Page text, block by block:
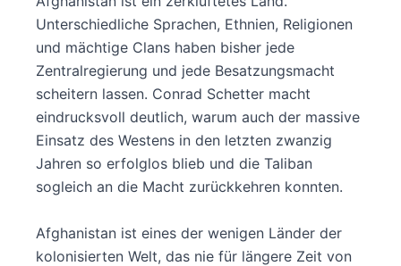
Unterschiedliche Sprachen, Ethnien, Religionen
und mächtige Clans haben bisher jede
Zentralregierung und jede Besatzungsmacht
scheitern lassen. Conrad Schetter macht
eindrucksvoll deutlich, warum auch der massive
Einsatz des Westens in den letzten zwanzig
Jahren so erfolglos blieb und die Taliban
sogleich an die Macht zurückkehren konnten.
Afghanistan ist eines der wenigen Länder der
kolonisierten Welt, das nie für längere Zeit von